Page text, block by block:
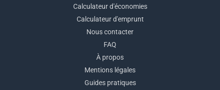
Calculateur d'économies
Calculateur d'emprunt
Nous contacter
FAQ
À propos
Mentions légales
Guides pratiques